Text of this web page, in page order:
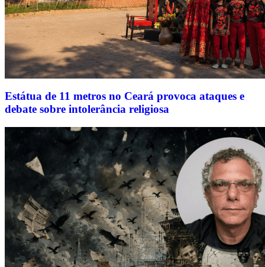
Estátua de 11 metros no Ceará provoca ataques e
debate sobre intolerância religiosa